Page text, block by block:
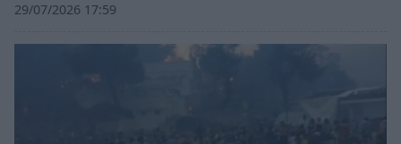
29/07/2026 17:59